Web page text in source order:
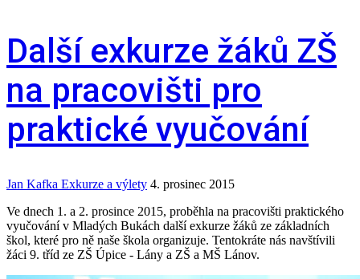
Další exkurze žáků ZŠ
na pracovišti pro
praktické vyučování
Jan Kafka Exkurze a výlety 4. prosinec 2015
Ve dnech 1. a 2. prosince 2015, proběhla na pracovišti praktického
vyučování v Mladých Bukách další exkurze žáků ze základních
škol, které pro ně naše škola organizuje. Tentokráte nás navštívili
žáci 9. tříd ze ZŠ Úpice - Lány a ZŠ a MŠ Lánov.